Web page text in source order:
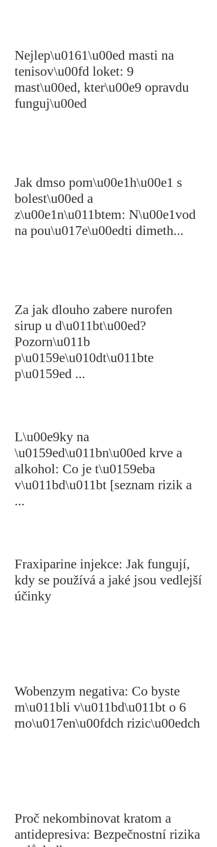
Nejlep\u0161\u00ed masti na
tenisov\u00fd loket: 9
mast\u00ed, kter\u00e9 opravdu
funguj\u00ed
Jak dmso pom\u00e1h\u00e1 s
bolest\u00ed a
z\u00e1n\u011btem: N\u00e1vod
na pou\u017e\u00edti dimeth...
Za jak dlouho zabere nurofen
sirup u d\u011bt\u00ed?
Pozorn\u011b
p\u0159e\u010dt\u011bte
p\u0159ed ...
L\u00e9ky na
\u0159ed\u011bn\u00ed krve a
alkohol: Co je t\u0159eba
v\u011bd\u011bt [seznam rizik a
...
Fraxiparine injekce: Jak fungují,
kdy se používá a jaké jsou vedlejší
účinky
Wobenzym negativa: Co byste
m\u011bli v\u011bd\u011bt o 6
mo\u017en\u00fdch rizic\u00edch
Proč nekombinovat kratom a
antidepresiva: Bezpečnostní rizika